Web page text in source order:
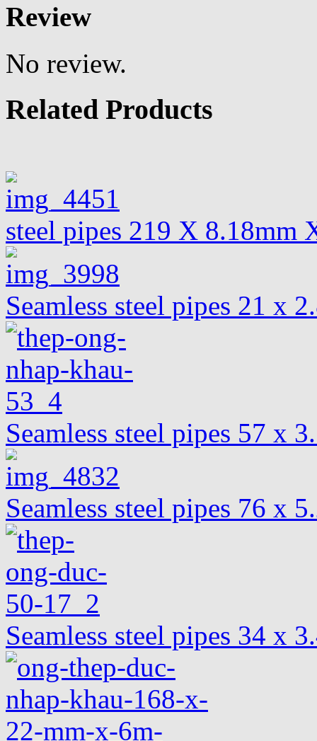
Review
No review.
Related Products
steel pipes 219 X 8.18mm
Seamless steel pipes 21 x
Seamless steel pipes 57 x
Seamless steel pipes 76 x
Seamless steel pipes 34 x